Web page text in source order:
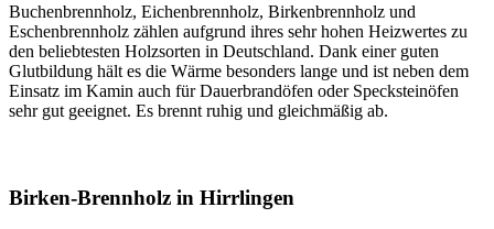
Buchenbrennholz, Eichenbrennholz, Birkenbrennholz und
Eschenbrennholz zählen aufgrund ihres sehr hohen Heizwertes zu
den beliebtesten Holzsorten in Deutschland. Dank einer guten
Glutbildung hält es die Wärme besonders lange und ist neben dem
Einsatz im Kamin auch für Dauerbrandöfen oder Specksteinöfen
sehr gut geeignet. Es brennt ruhig und gleichmäßig ab.
Birken-Brennholz in Hirrlingen